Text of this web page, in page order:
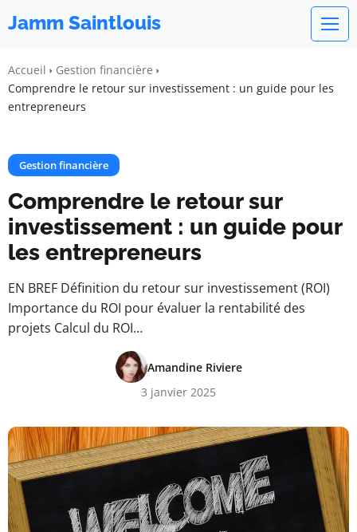
Jamm Saintlouis
Accueil
Gestion financière
Comprendre le retour sur investissement : un guide pour les
entrepreneurs
Gestion financière
Comprendre le retour sur
investissement : un guide pour
les entrepreneurs
EN BREF Définition du retour sur investissement (ROI)
Importance du ROI pour évaluer la rentabilité des
projets Calcul du ROI…
Amandine Riviere
3 janvier 2025